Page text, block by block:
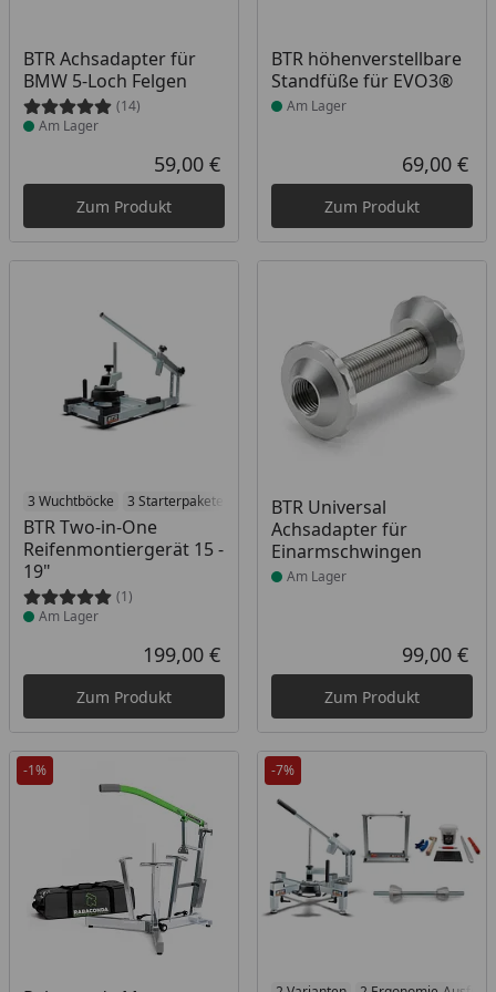
BTR Achsadapter für
BMW 5-Loch Felgen
(14)
Produkt am Lager
Am Lager
Aktueller Preis
59,00 €
Zum Produkt
BTR höhenverstellbare
Standfüße für EVO3®
Produkt am Lager
Am Lager
69,00 €
Zum Produkt
3 Wuchtböcke 3 Starterpakete 2 Transporttaschen 2 Erweiterungen
BTR Two-in-One
Reifenmontiergerät 15 -
19"
(1)
Produkt am Lager
Am Lager
Aktueller Preis
199,00 €
Zum Produkt
BTR Universal
Achsadapter für
Einarmschwingen
Produkt am Lager
Am Lager
99,00 €
Zum Produkt
-1% -7%